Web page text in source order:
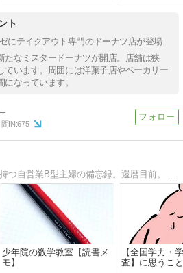
ト
にテイクアウト専門のドーナツ店が登場
たなミスタードーナツが開店。店舗は狭
ています。周囲には洋菓子店やベーカリー
なっています。
間IN:675
少年院の数学教室【読書メ
モ】
【全国学力・
査】に思うこ